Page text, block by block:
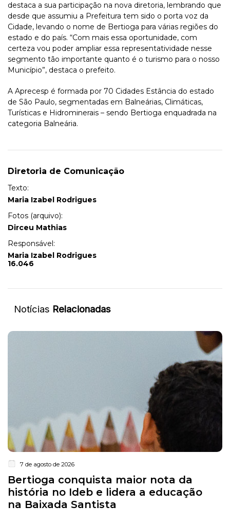
destaca a sua participação na nova diretoria, lembrando que
desde que assumiu a Prefeitura tem sido o porta voz da
Cidade, levando o nome de Bertioga para várias regiões do
estado e do país. “Com mais essa oportunidade, com
certeza vou poder ampliar essa representatividade nesse
segmento tão importante quanto é o turismo para o nosso
Município”, destaca o prefeito.
A Aprecesp é formada por 70 Cidades Estância do estado
de São Paulo, segmentadas em Balneárias, Climáticas,
Turísticas e Hidrominerais – sendo Bertioga enquadrada na
categoria Balneária.
Diretoria de Comunicação
Texto:
Maria Izabel Rodrigues
Fotos (arquivo):
Dirceu Mathias
Responsável:
Maria Izabel Rodrigues
16.046
Notícias Relacionadas
7 de agosto de 2026
Bertioga conquista maior nota da
história no Ideb e lidera a educação
na Baixada Santista